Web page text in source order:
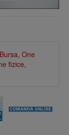
Bursa, One
fizice,